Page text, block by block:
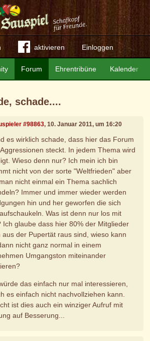
aktivieren Einloggen
Forum Ehrentribüne Kalender
schade....
#98863, 10. Januar 2011, um 16:20
es wirklich schade, dass hier das Forum
steckt. In jedem Thema wird
Wieso denn nur? Ich mein ich bin
nicht von der sorte "Weltfrieden" aber
nicht einmal ein Thema sachlich
Immer und immer wieder werden
hin und her geworfen die sich
Was ist denn nur los mit
Ich glaube dass hier 80% der Mitglieder
aus der Pupertät raus sind, wieso kann
nicht ganz normal in einem
Umgangston miteinander
das einfach nur mal interessieren,
es einfach nicht nachvollziehen kann.
ist dies auch ein winziger Aufruf mit
auf Besserung...